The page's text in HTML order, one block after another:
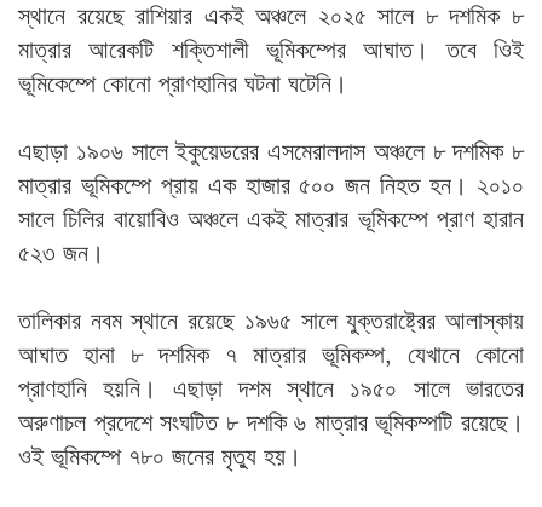
স্থানে রয়েছে রাশিয়ার একই অঞ্চলে ২০২৫ সালে ৮ দশমিক ৮
মাত্রার আরেকটি শক্তিশালী ভূমিকম্পের আঘাত। তবে ওিই
ভূমিকেম্পে কোনো প্রাণহানির ঘটনা ঘটেনি।
এছাড়া ১৯০৬ সালে ইকুয়েডরের এসমেরালদাস অঞ্চলে ৮ দশমিক ৮
মাত্রার ভূমিকম্পে প্রায় এক হাজার ৫০০ জন নিহত হন। ২০১০
সালে চিলির বায়োবিও অঞ্চলে একই মাত্রার ভূমিকম্পে প্রাণ হারান
৫২৩ জন।
তালিকার নবম স্থানে রয়েছে ১৯৬৫ সালে যুক্তরাষ্ট্রের আলাস্কায়
আঘাত হানা ৮ দশমিক ৭ মাত্রার ভূমিকম্প, যেখানে কোনো
প্রাণহানি হয়নি। এছাড়া দশম স্থানে ১৯৫০ সালে ভারতের
অরুণাচল প্রদেশে সংঘটিত ৮ দশকি ৬ মাত্রার ভূমিকম্পটি রয়েছে।
ওই ভূমিকম্পে ৭৮০ জনের মৃত্যু হয়।